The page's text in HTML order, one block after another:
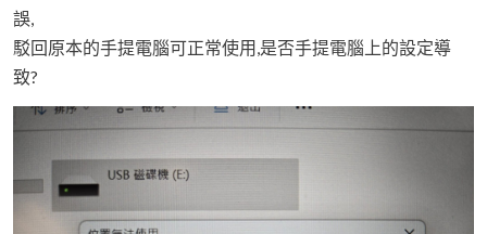
誤,
駁回原本的手提電腦可正常使用,是否手提電腦上的設定導
致?